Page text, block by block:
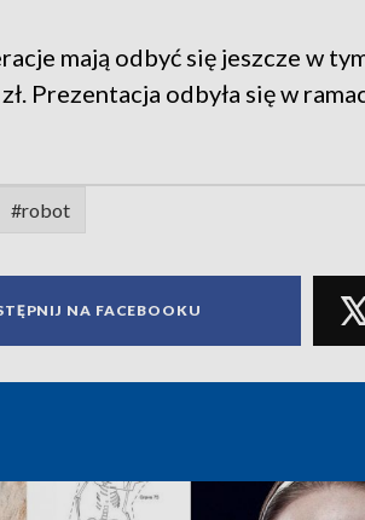
mają odbyć się jeszcze w
Prezentacja odbyła się w
#robot
NA FACEBOOKU